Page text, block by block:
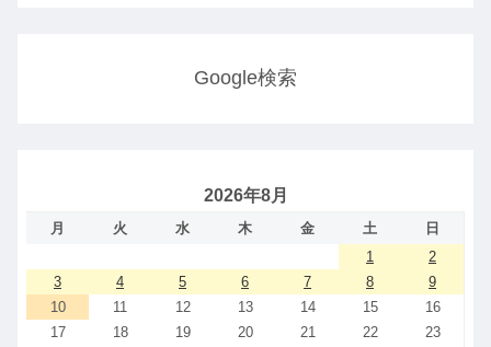
Google検索
2026年8月
月 火 水 木 金 土
日
1
2
3
4 5 6 7 8
9
10
11 12 13 14 15
16
17
18 19 20 21 22
23